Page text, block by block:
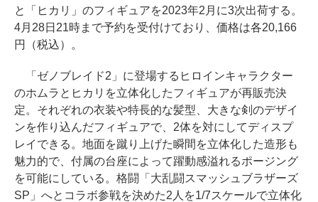
と「ヒカリ」のフィギュアを2023年2月に3次出荷する。
4月28日21時まで予約を受付けており、価格は各20,166
円（税込）。
「ゼノブレイド2」に登場するヒロインキャラクター
のホムラとヒカリを立体化したフィギュアが再販売決
定。それぞれの衣装や特長的な髪型、大きな剣のデザイ
ンを作り込んだフィギュアで、2体を対にしてディスプ
レイできる。地面を蹴り上げた瞬間を立体化した造形も
魅力的で、付属の台座によって躍動感溢れるポージング
を可能にしている。格闘「大乱闘スマッシュブラザーズ
SP」へとコラボ参戦を決めた2人を1/7スケールで立体化